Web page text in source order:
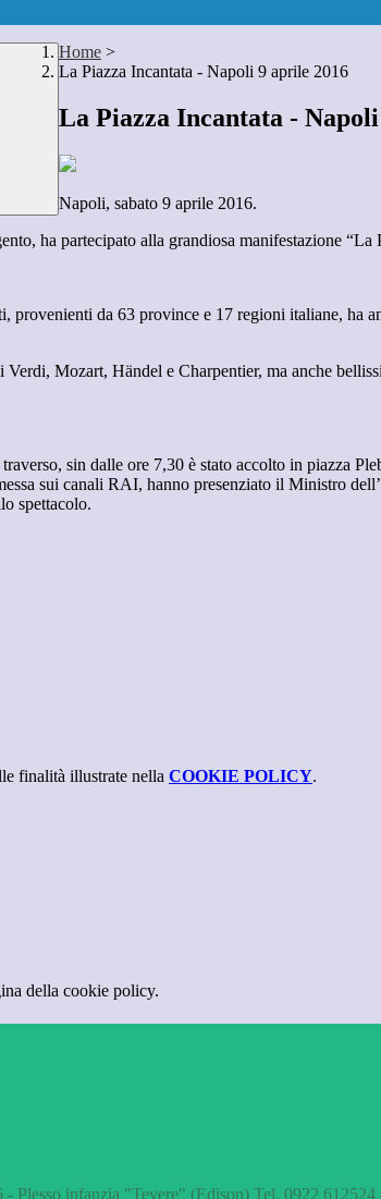
Home >
La Piazza Incantata - Napoli 9 aprile 2016
La Piazza Incantata -
Napoli, sabato 9 aprile 2016.
ha partecipato alla grandiosa manifestazione “La
da 63 province e 17 regioni italiane, ha
Mozart, Händel e Charpentier, ma anche
sin dalle ore 7,30 è stato accolto in piazza
sui canali RAI, hanno presenziato il Ministro
spettacolo.
finalità illustrate nella COOKIE POLICY.
della cookie policy.
infanzia "Tevere" (Edison) Tel. 0922